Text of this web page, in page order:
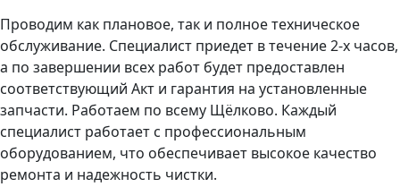
Проводим как плановое, так и полное техническое
обслуживание. Специалист приедет в течение 2-х часов,
а по завершении всех работ будет предоставлен
соответствующий Акт и гарантия на установленные
запчасти. Работаем по всему Щёлково. Каждый
специалист работает с профессиональным
оборудованием, что обеспечивает высокое качество
ремонта и надежность чистки.